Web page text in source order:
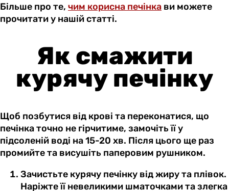
Більше про те, чим корисна печінка ви можете
прочитати у нашій статті.
Як смажити
курячу печінку
Щоб позбутися від крові та переконатися, що
печінка точно не гірчитиме, замочіть її у
підсоленій воді на 15-20 хв. Після цього ще раз
промийте та висушіть паперовим рушником.
Зачистьте курячу печінку від жиру та плівок.
Наріжте її невеликими шматочками та злегка